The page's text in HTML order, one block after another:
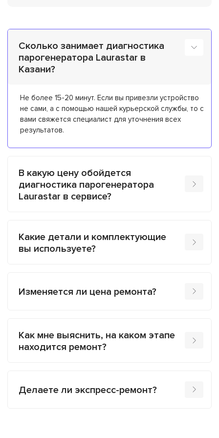
Сколько занимает диагностика
парогенератора Laurastar в
Казани?
Не более 15-20 минут. Если вы привезли устройство
не сами, а с помощью нашей курьерской службы, то с
вами свяжется специалист для уточнения всех
результатов.
В какую цену обойдется
диагностика парогенератора
Laurastar в сервисе?
Какие детали и комплектующие
вы используете?
Изменяется ли цена ремонта?
Как мне выяснить, на каком этапе
находится ремонт?
Делаете ли экспресс-ремонт?